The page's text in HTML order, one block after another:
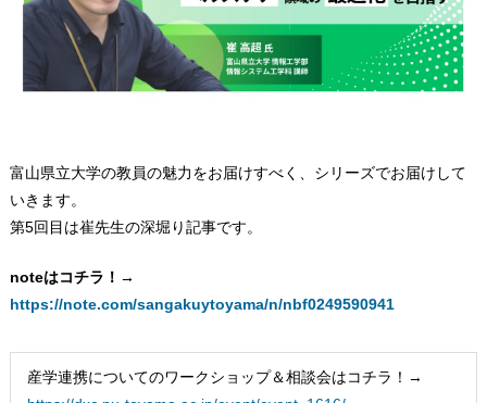
富山県立大学の教員の魅力をお届けすべく、シリーズでお届けして
いきます。
第5回目は崔先生の深堀り記事です。
noteはコチラ！→
https://note.com/sangakuytoyama/n/nbf0249590941
産学連携についてのワークショップ＆相談会はコチラ！→